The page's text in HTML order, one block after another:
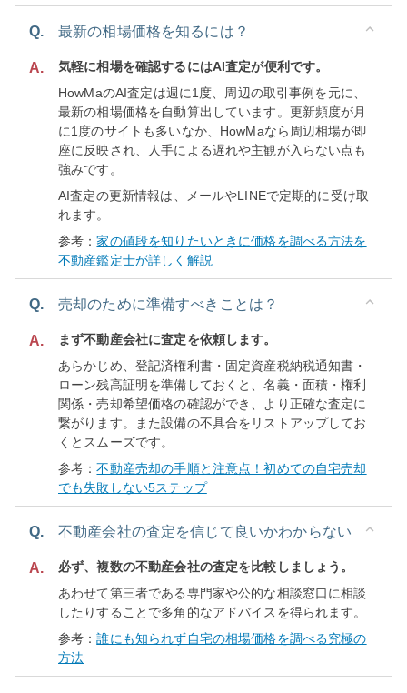
Q. 最新の相場価格を知るには？
A.
気軽に相場を確認するにはAI査定が便利です。
HowMaのAI査定は週に1度、周辺の取引事例を元に、
最新の相場価格を自動算出しています。更新頻度が月
に1度のサイトも多いなか、HowMaなら周辺相場が即
座に反映され、人手による遅れや主観が入らない点も
強みです。
AI査定の更新情報は、メールやLINEで定期的に受け取
れます。
参考：家の値段を知りたいときに価格を調べる方法を
不動産鑑定士が詳しく解説
Q. 売却のために準備すべきことは？
A.
まず不動産会社に査定を依頼します。
あらかじめ、登記済権利書・固定資産税納税通知書・
ローン残高証明を準備しておくと、名義・面積・権利
関係・売却希望価格の確認ができ、より正確な査定に
繋がります。また設備の不具合をリストアップしてお
くとスムーズです。
参考：不動産売却の手順と注意点！初めての自宅売却
でも失敗しない5ステップ
Q. 不動産会社の査定を信じて良いかわからない
A.
必ず、複数の不動産会社の査定を比較しましょう。
あわせて第三者である専門家や公的な相談窓口に相談
したりすることで多角的なアドバイスを得られます。
参考：誰にも知られず自宅の相場価格を調べる究極の
方法